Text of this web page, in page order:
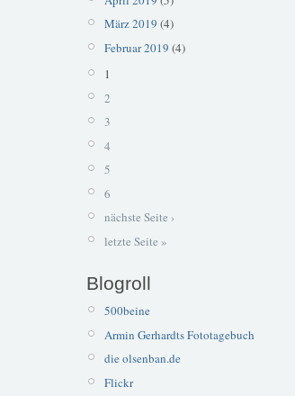
März 2019 (4)
Februar 2019 (4)
1
2
3
4
5
6
nächste Seite ›
letzte Seite »
Blogroll
500beine
Armin Gerhardts Fototagebuch
die olsenban.de
Flickr